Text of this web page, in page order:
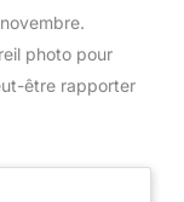
photo pour
être rapporter